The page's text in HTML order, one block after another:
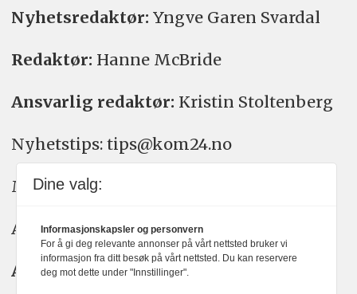
Nyhetsredaktør: Yngve Garen Svardal
Redaktør: Hanne McBride
Ansvarlig redaktør: Kristin Stoltenberg
Nyhetstips: tips@kom24.no
Meninger: meninger@kom24.no
Annonse: annonse@watchmedia.no
Abonnement:kom24@watchmedia.no
Dine valg:
Informasjonskapsler og personvern
For å gi deg relevante annonser på vårt nettsted bruker vi
informasjon fra ditt besøk på vårt nettsted. Du kan reservere
deg mot dette under "Innstillinger".